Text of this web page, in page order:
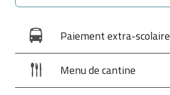
Paiement extra-scolaire
Menu de cantine